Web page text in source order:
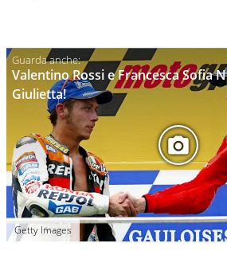
Valentino Rossi e Francesca Sofia
Giulietta!
Getty Images